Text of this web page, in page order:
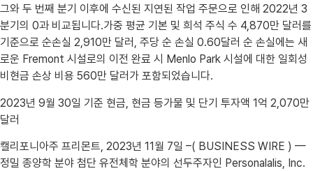
그와 두 번째 분기 이후에 수신된 지연된 작업 주문으로 인해 2022년 3
분기의 0과 비교됩니다.가중 평균 기본 및 희석 주식 수 4,870만 달러를
기준으로 순손실 2,910만 달러, 주당 순 손실 0.60달러 순 손실에는 새
로운 Fremont 시설로의 이전 완료 시 Menlo Park 시설에 대한 일회성
비현금 손상 비용 560만 달러가 포함되었습니다.
2023년 9월 30일 기준 현금, 현금 등가물 및 단기 투자액 1억 2,070만
달러
캘리포니아주 프리몬트, 2023년 11월 7일 –( BUSINESS WIRE ) —
정밀 종양학 분야 첨단 유전체학 분야의 선두주자인 Personalalis, Inc.